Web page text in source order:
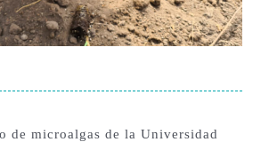
de microalgas de la Universidad